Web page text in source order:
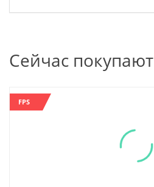
Сейчас покупают
FPS